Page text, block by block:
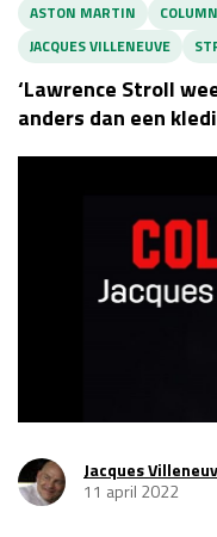
Race
Kwalificatie
GP SINGAPORE
Kwalificatie
GP SÃO PAULO
ASTON MARTIN
JACQUES VILLENEUVE
‘Lawrence Stroll
anders dan een
Jacques
11 april 2022